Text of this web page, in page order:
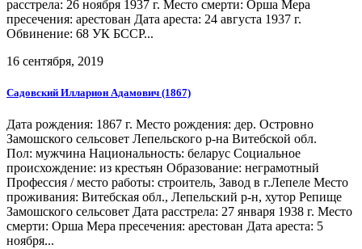
расстрела: 26 ноября 1937 г. Место смерти: Орша Мера
пресечения: арестован Дата ареста: 24 августа 1937 г.
Обвинение: 68 УК БССР...
16 сентября, 2019
Садовский Илларион Адамович (1867)
Дата рождения: 1867 г. Место рождения: дер. Островно
Замошского сельсовет Лепельского р-на Витебской обл.
Пол: мужчина Национальность: беларус Социальное
происхождение: из крестьян Образование: неграмотный
Профессия / место работы: строитель, Завод в г.Лепеле Место
проживания: Витебская обл., Лепельский р-н, хутор Репище
Замошского сельсовет Дата расстрела: 27 января 1938 г. Место
смерти: Орша Мера пресечения: арестован Дата ареста: 5
ноября...